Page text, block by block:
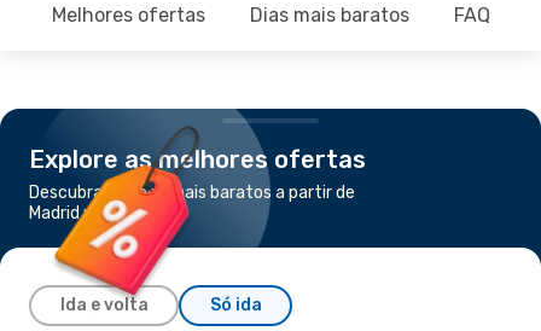
Melhores ofertas Dias mais baratos FAQ
Explore as melhores ofertas
Descubra os voos mais baratos a partir de
Madrid para Funchal
Ida e volta Só ida